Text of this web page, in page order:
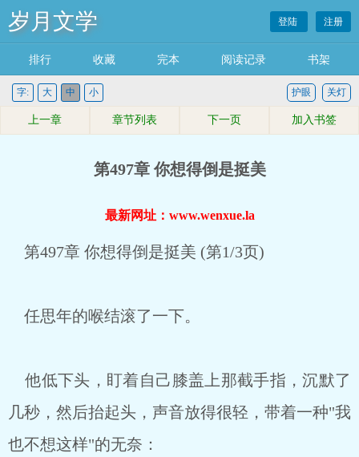
岁月文学 登陆 注册
排行 收藏 完本 阅读记录 书架
字: 大 中 小 关灯
护眼
上一章 章节列表 下一页 加入书签
第497章 你想得倒是挺美
最新网址：www.wenxue.la
第497章 你想得倒是挺美 (第1/3页)
任思年的喉结滚了一下。
他低下头，盯着自己膝盖上那截手指，沉默了
几秒，然后抬起头，声音放得很轻，带着一种"我
也不想这样"的无奈：